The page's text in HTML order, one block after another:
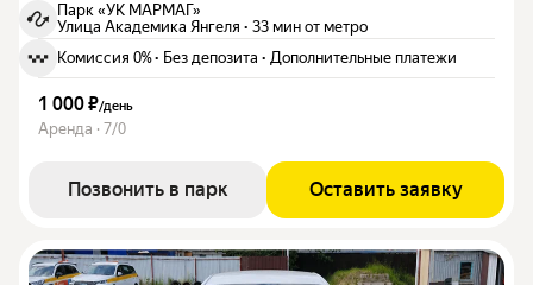
Парк «УК МАРМАГ»
Улица Академика Янгеля · 33 мин от метро
Комиссия 0%· Без депозита · Дополнительные платежи
1 000 ₽/день
Аренда · 7/0
Позвонить в парк Оставить заявку